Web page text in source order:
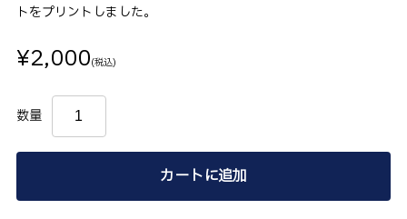
トをプリントしました。
¥2,000(税込)
数量
カートに追加